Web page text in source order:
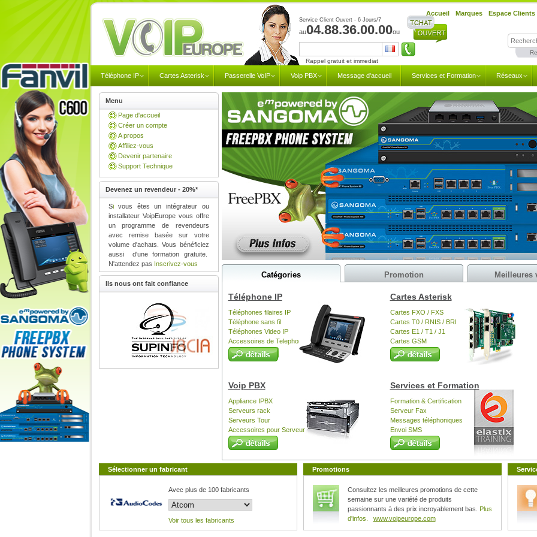
Accueil Marques Espace Clients
Service Client Ouvert - 6 Jours/7
au04.88.36.00.00ou
Rappel gratuit et immediat
Téléphone IP Cartes Asterisk Passerelle VoIP Voip PBX Message d'accueil Services et Formation Réseaux
Menu
Page d'accueil
Créer un compte
A propos
Affiliez-vous
Devenir partenaire
Support Technique
Devenez un revendeur - 20%*
Si
vous êtes un intégrateur ou
installateur VoipEurope vous offre
un programme de revendeurs
avec remise basée sur votre
volume d'achats. Vous bénéficiez
aussi d'une formation gratuite.
N'attendez pas Inscrivez-vous
Ils nous ont fait confiance Sangoma FreePBX
Catégories Promotion Meilleures
Téléphone IP
Téléphones filaires IP
Téléphone sans fil
Téléphones Video IP
Accessoires de Telephone
Cartes Asterisk
Cartes FXO / FXS
Cartes T0 / RNIS / BRI
Cartes E1 / T1 / J1
Cartes GSM
Voip PBX
Appliance IPBX
Serveurs rack
Serveurs Tour
Accessoires pour Serveur
Services et Formation
Formation & Certification
Serveur Fax
Messages téléphoniques
Envoi SMS
Sélectionner un fabricant
Avec plus de 100 fabricants
Voir tous les fabricants
Promotions
Consultez les meilleures promotions de cette
semaine sur une variété de produits
passionnants à des prix incroyablement bas.
Plus
d'infos.
www.voipeurope.com